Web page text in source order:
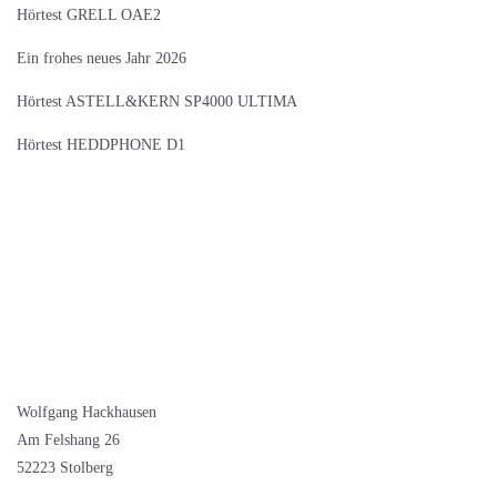
Hörtest GRELL OAE2
Ein frohes neues Jahr 2026
Hörtest ASTELL&KERN SP4000 ULTIMA
Hörtest HEDDPHONE D1
Wolfgang Hackhausen
Am Felshang 26
52223 Stolberg